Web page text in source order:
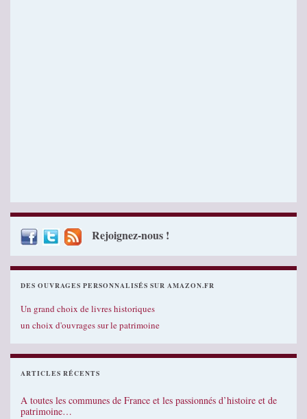
Rejoignez-nous !
DES OUVRAGES PERSONNALISÉS SUR AMAZON.FR
Un grand choix de livres historiques
un choix d'ouvrages sur le patrimoine
ARTICLES RÉCENTS
A toutes les communes de France et les passionnés d’histoire et de
patrimoine…